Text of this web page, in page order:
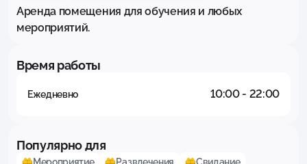
Аренда помещения для обучения и любых
мероприятий.
Время работы
Ежедневно 10:00 - 22:00
Популярно для